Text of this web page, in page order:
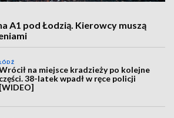
A1 pod Łodzią. Kierowcy muszą
na miejsce kradzieży po kolejne
części. 38-latek wpadł w ręce policji
[WIDEO]